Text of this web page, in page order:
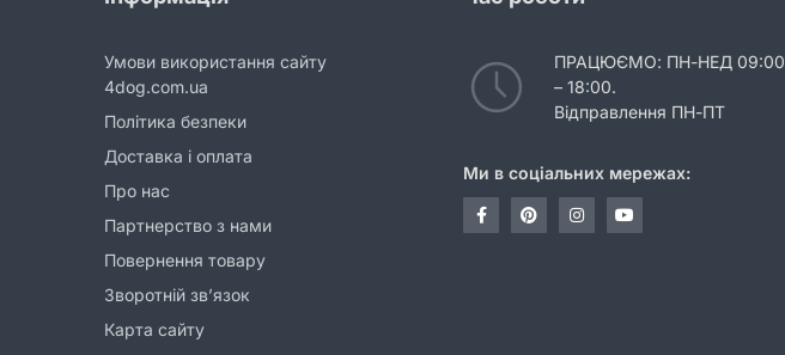
Умови використання сайту
4dog.com.ua
Політика безпеки
Доставка і оплата
Про нас
Партнерство з нами
Повернення товару
Зворотній зв’язок
Карта сайту
ПРАЦЮЄМО: ПН-НЕД 09:00
– 18:00.
Відправлення ПН-ПТ
Ми в соціальних мережах: